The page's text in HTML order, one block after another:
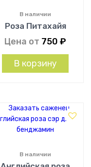
Роза Питахайя
В наличии
Цена от 750 ₽
В корзину
В наличии